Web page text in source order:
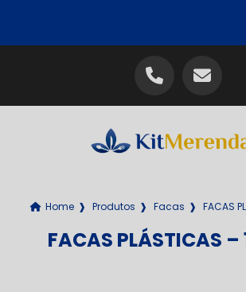
Home ❱ Produtos ❱ Facas ❱ FACAS
FACAS PLÁSTICAS –